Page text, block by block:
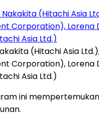
(Hitachi Asia
Corporation), Lorena
Asia Ltd.)
ini